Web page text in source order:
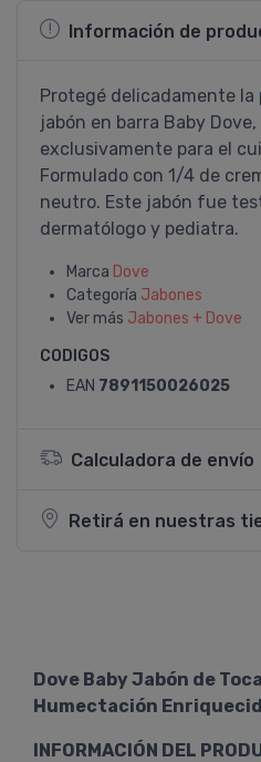
Información de
Protegé delicadamente la
jabón en barra Baby
exclusivamente para el
Formulado con 1/4 de
neutro. Este jabón fue
dermatólogo y pediatra.
Marca Dove
Categoría Jabones
Ver más Jabones + Dove
CODIGOS
EAN 7891150026025
Calculadora de envío
Retirá en nuestras
Dove Baby Jabón de
Humectación
INFORMACIÓN DEL